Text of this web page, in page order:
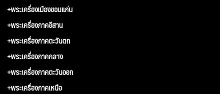
+พระเครื่องเมืองขอนแก่น
+พระเครื่องภาคอีสาน
+พระเครื่องภาคตะวันตก
+พระเครื่องภาคกลาง
+พระเครื่องภาคตะวันออก
+พระเครื่องภาคเหนือ